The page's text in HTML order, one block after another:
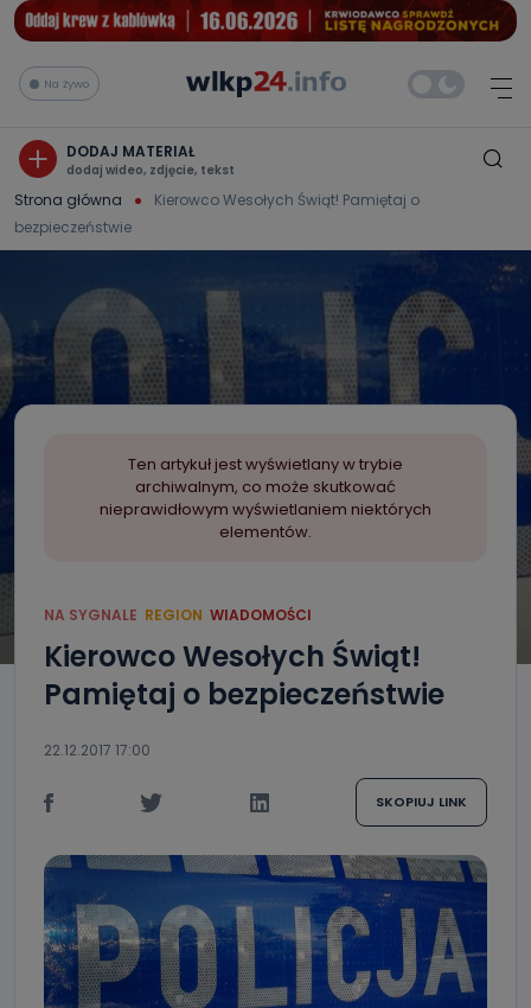
Na żywo
DODAJ MATERIAŁ
dodaj wideo, zdjęcie, tekst
Strona główna
Kierowco Wesołych Świąt! Pamiętaj o
bezpieczeństwie
Ten artykuł jest wyświetlany w trybie
archiwalnym, co może skutkować
nieprawidłowym wyświetlaniem niektórych
elementów.
NA SYGNALE REGION WIADOMOŚCI
Kierowco Wesołych Świąt!
Pamiętaj o bezpieczeństwie
22.12.2017 17:00
SKOPIUJ LINK